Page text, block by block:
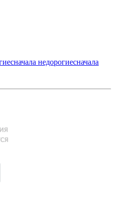
сначала недорогиесначала